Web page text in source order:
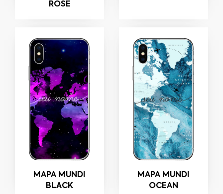
ROSÊ
MAPA MUNDI
BLACK
MAPA MUNDI
OCEAN